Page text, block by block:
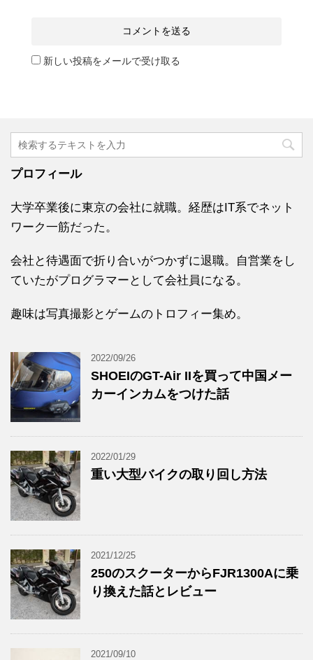
新しい投稿をメールで受け取る
プロフィール
大学卒業後に東京の会社に就職。経歴はIT系でネット
ワーク一筋だった。
会社と待遇面で折り合いがつかずに退職。自営業をし
ていたがプログラマーとして会社員になる。
趣味は写真撮影とゲームのトロフィー集め。
2022/09/26
SHOEIのGT-Air IIを買って中国メー
カーインカムをつけた話
2022/01/29
重い大型バイクの取り回し方法
2021/12/25
250のスクーターからFJR1300Aに乗
り換えた話とレビュー
2021/09/10